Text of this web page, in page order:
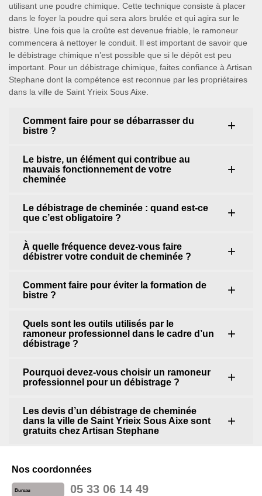
utilisant une poudre chimique. Cette technique consiste à placer
dans le foyer la poudre qui sera alors brulée et qui agira sur le
bistre. Une fois que la croûte est devenue friable, le ramoneur
commencera à nettoyer le conduit. Il est important de savoir que
le débistrage chimique n’est possible que si le dépôt est peu
important. Pour un débistrage chimique, faites confiance à Artisan
Stephane dont la compétence est reconnue par les propriétaires
dans la ville de Saint Yrieix Sous Aixe.
Comment faire pour se débarrasser du
bistre ?
Le bistre, un élément qui contribue au
mauvais fonctionnement de votre
cheminée
Le débistrage de cheminée : quand est-ce
que c’est obligatoire ?
À quelle fréquence devez-vous faire
débistrer votre conduit de cheminée ?
Comment faire pour éviter la formation de
bistre ?
Quels sont les outils utilisés par le
ramoneur professionnel dans le cadre d’un
débistrage ?
Pourquoi devez-vous choisir un ramoneur
professionnel pour un débistrage ?
Les devis d’un débistrage de cheminée
dans la ville de Saint Yrieix Sous Aixe sont
gratuits chez Artisan Stephane
Nos coordonnées
Bureau 05 33 06 14 49